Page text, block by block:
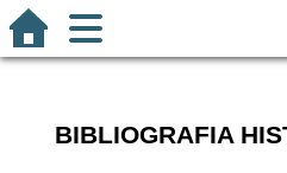
BIBLIOGRAFIA